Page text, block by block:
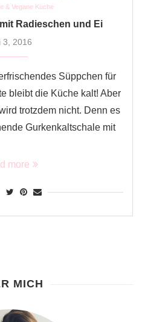
& Vegane Küche
Radieschen und Ei
3, 2016
Süppchen für
bleibt die Küche kalt! Aber
trotzdem nicht. Denn es
Gurkenkaltschale mit
more
MICH